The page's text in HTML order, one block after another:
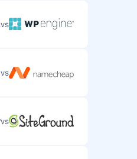
vs
vs
vs